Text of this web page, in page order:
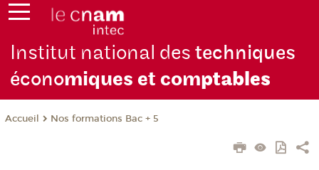
Institut national destechniques
économiques et comptables
Accueil Nos formations Bac + 5